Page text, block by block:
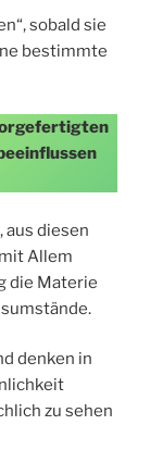
sobald sie
bestimmte
aus diesen
Allem
die Materie
denken in
zu sehen